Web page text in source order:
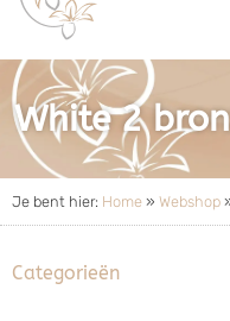
White 2
Je bent hier: Home » Webshop
Categorieën